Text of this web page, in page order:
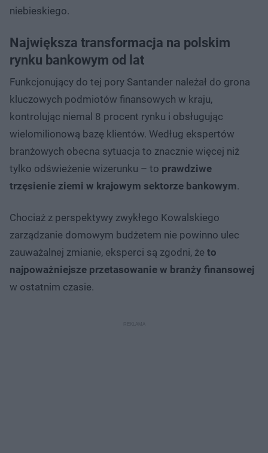
niebieskiego.
Największa transformacja na polskim
rynku bankowym od lat
Funkcjonujący do tej pory Santander należał do grona
kluczowych podmiotów finansowych w kraju,
kontrolując niemal 8 procent rynku i obsługując
wielomilionową bazę klientów. Według ekspertów
branżowych obecna sytuacja to znacznie więcej niż
tylko odświeżenie wizerunku – to prawdziwe
trzęsienie ziemi w krajowym sektorze bankowym.
Chociaż z perspektywy zwykłego Kowalskiego
zarządzanie domowym budżetem nie powinno ulec
zauważalnej zmianie, eksperci są zgodni, że to
najpoważniejsze przetasowanie w branży finansowej
w ostatnim czasie.